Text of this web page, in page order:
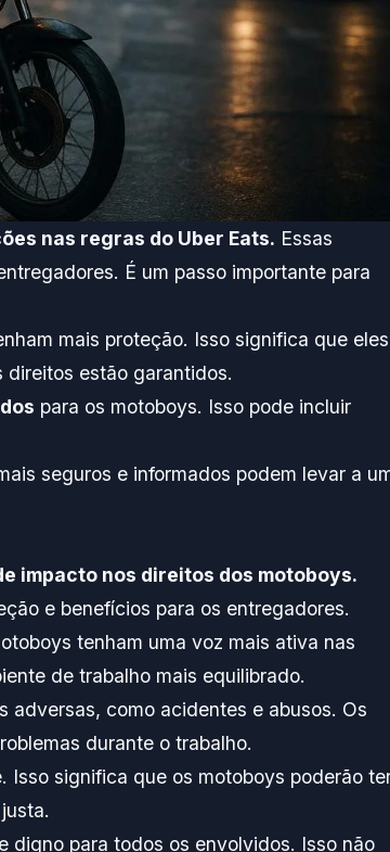
nas regras do Uber Eats. Essas
É um passo importante para
mais proteção. Isso significa que eles
direitos estão garantidos.
para os motoboys. Isso pode incluir
seguros e informados podem levar a
impacto nos direitos dos motoboys.
e benefícios para os entregadores.
tenham uma voz mais ativa nas
de trabalho mais equilibrado.
adversas, como acidentes e abusos. Os
durante o trabalho.
Isso significa que os motoboys poderão
digno para todos os envolvidos. Isso não